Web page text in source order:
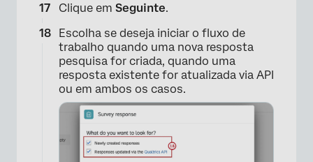
×
Clique em Seguinte.
Escolha se deseja iniciar o fluxo de
trabalho quando uma nova resposta
pesquisa for criada, quando uma
resposta existente for atualizada via API
ou em ambos os casos.